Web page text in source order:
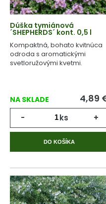
Dúška tymiánová
´SHEPHERDS´ kont. 0,5 l
Kompaktná, bohato kvitnúca
odroda s aromatickými
svetloružovými kvetmi.
NA SKLADE 4,89
- ks +
DO KOŠÍKA